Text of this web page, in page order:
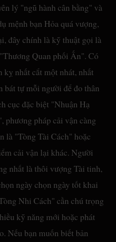
lý "ngũ hành cân bằng" và
mệnh bạn Hỏa quá vượng,
đây chính là kỹ thuật gọi là
Quan phối Ấn". Có
kỵ nhất cắt một nhát, nhất
bát tự mỗi người để đo thân
cục đặc biệt "Nhuận Hạ
phương pháp cải vận càng
là "Tòng Tài Cách" hoặc
cải vận lại khác. Người
nhất là thôi vượng Tài tinh,
ngày chọn ngày tốt khai
Nhi Cách" cần chú trọng
kỹ năng mới hoặc phát
Nếu bạn muốn biết bản